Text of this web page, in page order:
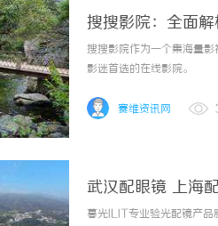
搜搜影院：全面
搜搜影院作为一个集海量
影迷首选的在线影院。
赛维资讯网
武汉配眼镜 上海
暮光ILIT专业验光配镜产品